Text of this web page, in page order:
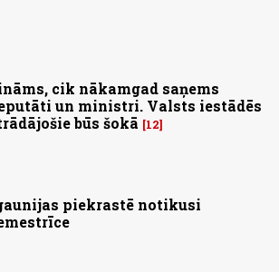
cik nākamgad saņems
un ministri. Valsts iestādēs
būs šokā
12
piekrastē notikusi